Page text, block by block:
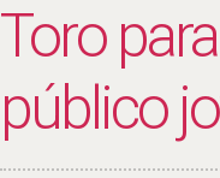
Toro
público